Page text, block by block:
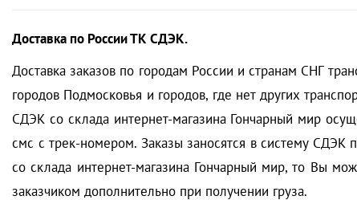
Доставка по России ТК СДЭК.
Доставка заказов по городам России и странам СНГ
городов Подмосковья и городов, где нет других
СДЭК со склада интернет-магазина Гончарный мир
смс с трек-номером. Заказы заносятся в систему
со склада интернет-магазина Гончарный мир, то Вы
заказчиком дополнительно при получении груза.